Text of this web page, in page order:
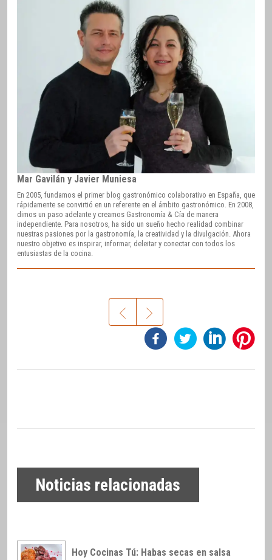
Mar Gavilán y Javier Muniesa
En 2005, fundamos el primer blog gastronómico colaborativo en España, que
rápidamente se convirtió en un referente en el ámbito gastronómico. En 2008,
dimos un paso adelante y creamos Gastronomía & Cía de manera
independiente. Para nosotros, ha sido un sueño hecho realidad combinar
nuestras pasiones por la gastronomía, la creatividad y la divulgación. Ahora
nuestro objetivo es inspirar, informar, deleitar y conectar con todos los
entusiastas de la cocina.
Noticias relacionadas
Hoy Cocinas Tú: Habas secas en salsa